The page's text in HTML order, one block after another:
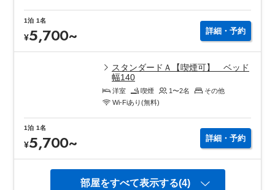
1泊 1名
¥5,700~ 詳細・予約
スタンダードＡ【喫煙可】 ベッド
幅140
洋室 喫煙 1〜2名
その他
Wi-Fiあり(無料)
1泊 1名
¥5,700~ 詳細・予約
部屋をすべて表示する(4)